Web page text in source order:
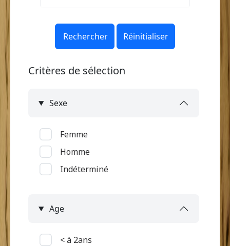
Critères de sélection
Sexe
Femme
Homme
Indéterminé
Age
< à 2ans